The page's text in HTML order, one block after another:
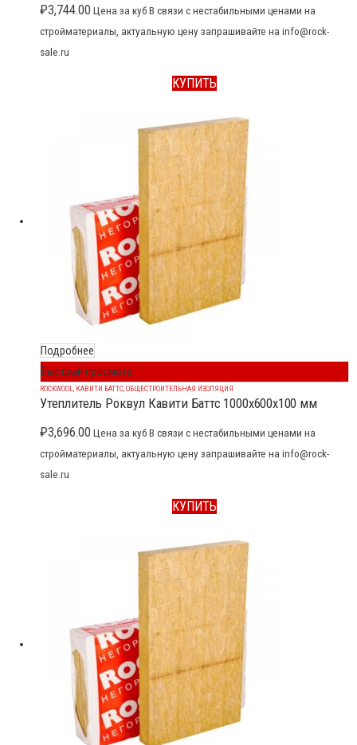
₽3,744.00 Цена за куб В связи с нестабильными ценами на
стройматериалы, актуальную цену запрашивайте на info@rock-
sale.ru
КУПИТЬ
Подробнее
Быстрый просмотр
ROCKWOOL, КАВИТИ БАТТС,ОБЩЕСТРОИТЕЛЬНАЯ ИЗОЛЯЦИЯ
Утеплитель Роквул Кавити Баттс 1000x600x100 мм
₽3,696.00 Цена за куб В связи с нестабильными ценами на
стройматериалы, актуальную цену запрашивайте на info@rock-
sale.ru
КУПИТЬ